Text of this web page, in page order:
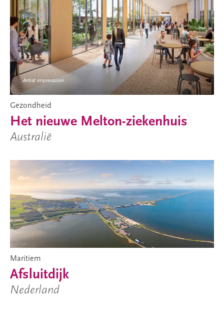
Gezondheid
Het nieuwe Melton-ziekenhuis
Australië
Maritiem
Afsluitdijk
Nederland